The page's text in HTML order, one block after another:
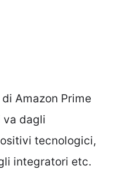
Amazon Prime
va dagli
tecnologici,
integratori etc.